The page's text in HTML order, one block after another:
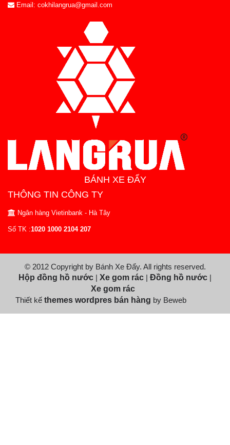
Email: cokhilangrua@gmail.com
BÁNH XE ĐẨY
THÔNG TIN CÔNG TY
Ngân hàng Vietinbank - Hà Tây
Số TK :1020 1000 2104 207
© 2012 Copyright by Bánh Xe Đẩy. All rights reserved.
Hộp đồng hồ nước | Xe gom rác | Đồng hồ nước |
Xe gom rác
Thiết kế themes wordpres bán hàng by Beweb